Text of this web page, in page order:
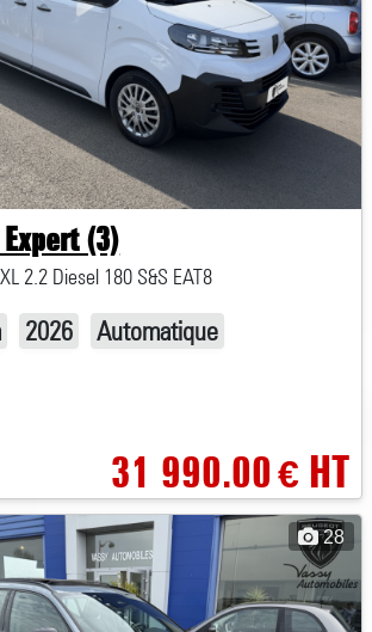
(3)
2.2 Diesel 180 S&S EAT8
2026 Automatique
31 990.00€HT
28